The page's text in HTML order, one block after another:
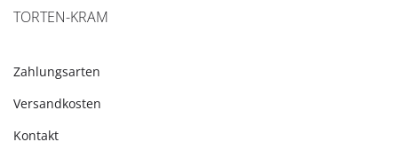
TORTEN-KRAM
Zahlungsarten
Versandkosten
Kontakt